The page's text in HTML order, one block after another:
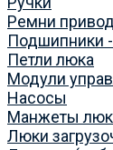
Ремни
Подшипники
Петли люка
Модули
Насосы
Манжеты
Люки